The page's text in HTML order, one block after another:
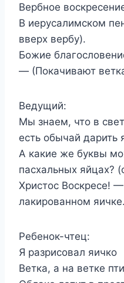
Вербное
В иерусалимском
вверх вербу).
Божие
— (Покачивают
Ведущий:
Мы знаем, что в
есть обычай дарить
А какие же буквы
пасхальных яйцах?
Христос Воскресе!
лакированном яичке.
Ребенок-чтец:
Я разрисовал яичко
Ветка, а на ветке